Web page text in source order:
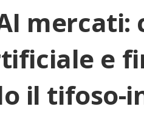
mercati:
e
il tifoso-